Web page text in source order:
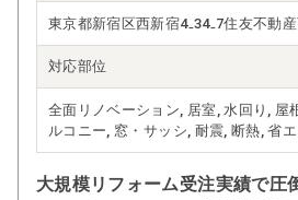
東京都新宿区西新宿4₋34₋7住友不動
対応部位
全面リノベーション, 居室, 水回り, 屋
ルコニー, 窓・サッシ, 耐震, 断熱, 省
大規模リフォーム受注実績で圧